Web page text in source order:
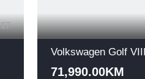
17
71,990.00KM